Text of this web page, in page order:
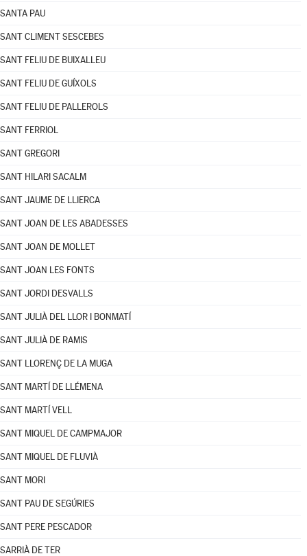
SANTA PAU
SANT CLIMENT SESCEBES
SANT FELIU DE BUIXALLEU
SANT FELIU DE GUÍXOLS
SANT FELIU DE PALLEROLS
SANT FERRIOL
SANT GREGORI
SANT HILARI SACALM
SANT JAUME DE LLIERCA
SANT JOAN DE LES ABADESSES
SANT JOAN DE MOLLET
SANT JOAN LES FONTS
SANT JORDI DESVALLS
SANT JULIÀ DEL LLOR I BONMATÍ
SANT JULIÀ DE RAMIS
SANT LLORENÇ DE LA MUGA
SANT MARTÍ DE LLÉMENA
SANT MARTÍ VELL
SANT MIQUEL DE CAMPMAJOR
SANT MIQUEL DE FLUVIÀ
SANT MORI
SANT PAU DE SEGÚRIES
SANT PERE PESCADOR
SARRIÀ DE TER